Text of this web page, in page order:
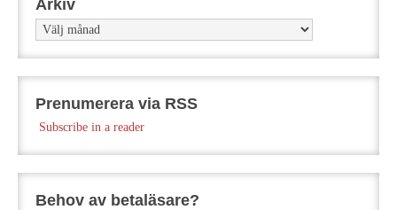
Arkiv
Arkiv
Prenumerera via RSS
Subscribe in a reader
Behov av betaläsare?